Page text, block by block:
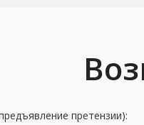
претензии):